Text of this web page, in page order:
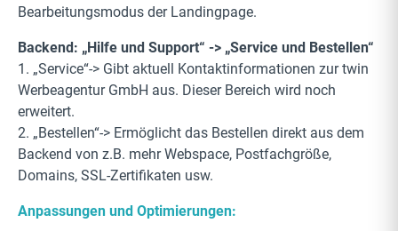
Bearbeitungsmodus der Landingpage.
Backend: „Hilfe und Support“ -> „Service und Bestellen“
1. „Service“-> Gibt aktuell Kontaktinformationen zur twin
Werbeagentur GmbH aus. Dieser Bereich wird noch
erweitert.
2. „Bestellen“-> Ermöglicht das Bestellen direkt aus dem
Backend von z.B. mehr Webspace, Postfachgröße,
Domains, SSL-Zertifikaten usw.
Anpassungen und Optimierungen: